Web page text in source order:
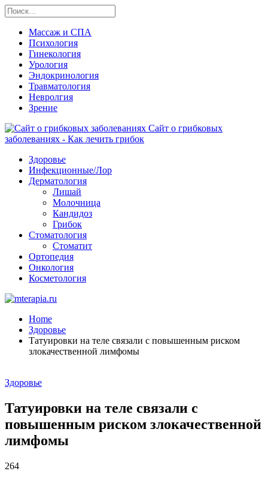
Массаж и СПА
Психология
Гинекология
Урология
Эндокринология
Травматология
Невролгия
Зрение
Сайт о грибковых
заболеваниях - Как лечить грибок
Здоровье
Инфекционные/Лор
Дерматология
Лишай
Молочница
Кандидоз
Грибок
Стоматология
Стоматит
Ортопедия
Онкология
Косметология
Home
Здоровье
Татуировки на теле связали с повышенным риском
злокачественной лимфомы
Здоровье
Татуировки на теле связали с
повышенным риском злокачественной
лимфомы
264